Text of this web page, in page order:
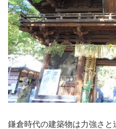
鎌倉時代の建築物は力強さと